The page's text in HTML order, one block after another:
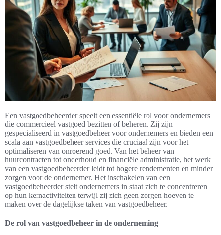
Een vastgoedbeheerder speelt een essentiële rol voor ondernemers
die commercieel vastgoed bezitten of beheren. Zij zijn
gespecialiseerd in vastgoedbeheer voor ondernemers en bieden een
scala aan vastgoedbeheer services die cruciaal zijn voor het
optimaliseren van onroerend goed. Van het beheer van
huurcontracten tot onderhoud en financiële administratie, het werk
van een vastgoedbeheerder leidt tot hogere rendementen en minder
zorgen voor de ondernemer. Het inschakelen van een
vastgoedbeheerder stelt ondernemers in staat zich te concentreren
op hun kernactiviteiten terwijl zij zich geen zorgen hoeven te
maken over de dagelijkse taken van vastgoedbeheer.
De rol van vastgoedbeheer in de onderneming